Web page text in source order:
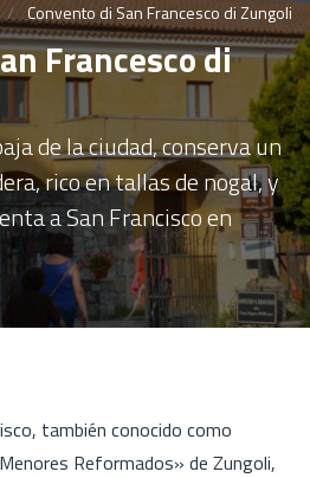
Convento di San Francesco di Zungoli
Francesco di
de la ciudad, conserva un
rico en tallas de nogal, y
a San Francisco en
también conocido como
Reformados» de Zungoli,